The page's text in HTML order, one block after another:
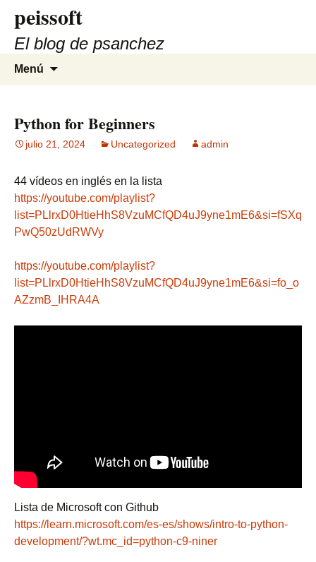
contenido
peissoft
El blog de psanchez
Menú
Python for Beginners
julio 21, 2024 Uncategorized admin
44 vídeos en inglés en la lista
https://youtube.com/playlist?
list=PLlrxD0HtieHhS8VzuMCfQD4uJ9yne1mE6&si=fSXq
PwQ50zUdRWVy
https://youtube.com/playlist?
list=PLlrxD0HtieHhS8VzuMCfQD4uJ9yne1mE6&si=fo_o
AZzmB_IHRA4A
Lista de Microsoft con Github
https://learn.microsoft.com/es-es/shows/intro-to-python-
development/?wt.mc_id=python-c9-niner